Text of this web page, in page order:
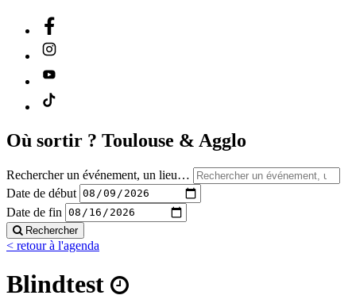
Où sortir ? Toulouse & Agglo
Rechercher un événement, un lieu…
Date de début
Date de fin
Rechercher
< retour à l'agenda
Blindtest